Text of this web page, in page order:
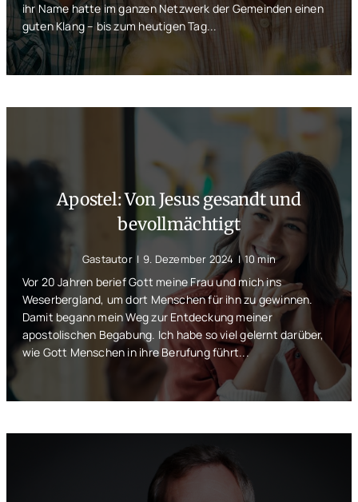
ihr Name hatte im ganzen Netzwerk der Gemeinden einen
guten Klang – bis zum heutigen Tag...
Apostel: Von Jesus gesandt und
bevollmächtigt
Gastautor | 9. Dezember 2024 | 10 min
Vor 20 Jahren berief Gott meine Frau und mich ins
Weserbergland, um dort Menschen für ihn zu gewinnen.
Damit begann mein Weg zur Entdeckung meiner
apostolischen Begabung. Ich habe so viel gelernt darüber,
wie Gott Menschen in ihre Berufung führt...